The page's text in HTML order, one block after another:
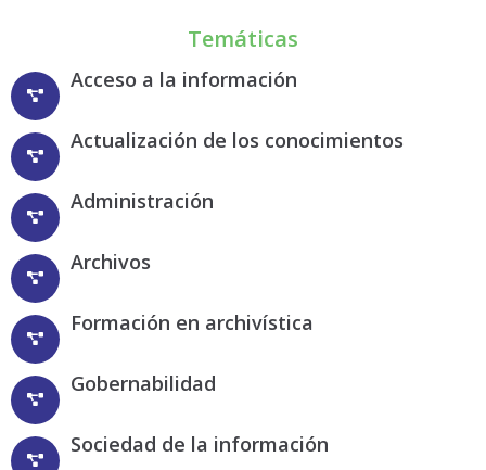
Temáticas
Acceso a la información
Actualización de los conocimientos
Administración
Archivos
Formación en archivística
Gobernabilidad
Sociedad de la información